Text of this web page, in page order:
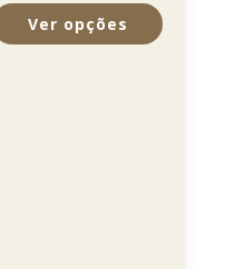
Ver opções